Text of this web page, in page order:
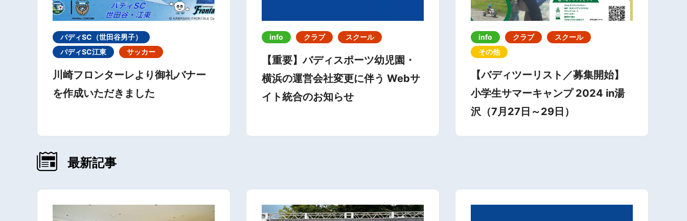
バディSC（世田谷男子）
バディSC江東
サッカー
川崎フロンターレより御礼バナー
を作成いただきました
info クラブ スクール
【重要】バディスポーツ幼児園・
横浜の運営会社変更に伴う Webサ
イト統合のお知らせ
info クラブ
スクール
その他
【バディツーリスト／募集開始】
小学生サマーキャンプ 2024 in湯
沢（7月27日～29日）
最新記事